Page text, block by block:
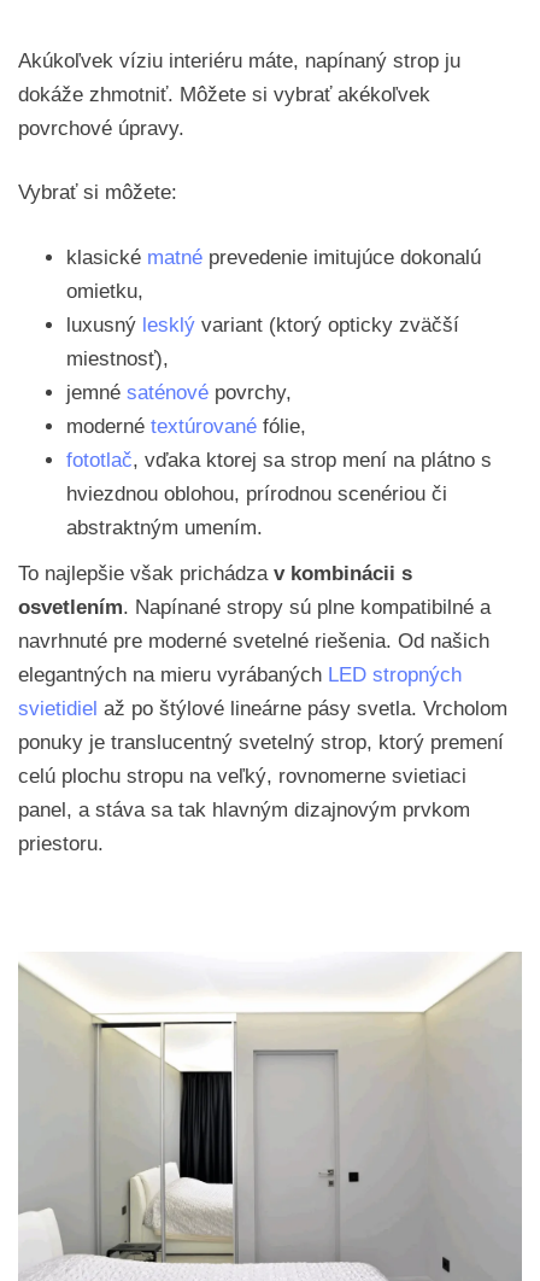
Akúkoľvek víziu interiéru máte, napínaný strop ju
dokáže zhmotniť. Môžete si vybrať akékoľvek
povrchové úpravy.
Vybrať si môžete:
klasické matné prevedenie imitujúce dokonalú
omietku,
luxusný lesklý variant (ktorý opticky zväčší
miestnosť),
jemné saténové povrchy,
moderné textúrované fólie,
fototlač, vďaka ktorej sa strop mení na plátno s
hviezdnou oblohou, prírodnou scenériou či
abstraktným umením.
To najlepšie však prichádza v kombinácii s
osvetlením. Napínané stropy sú plne kompatibilné a
navrhnuté pre moderné svetelné riešenia. Od našich
elegantných na mieru vyrábaných LED stropných
svietidiel až po štýlové lineárne pásy svetla. Vrcholom
ponuky je translucentný svetelný strop, ktorý premení
celú plochu stropu na veľký, rovnomerne svietiaci
panel, a stáva sa tak hlavným dizajnovým prvkom
priestoru.